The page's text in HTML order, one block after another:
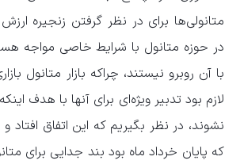
متانولی‌ها برای در نظر گرفتن زنجیره
در حوزه متانول با شرایط خاصی مواجه
با آن روبرو نیستند، چراکه بازار متانول
لازم بود تدبیر ویژه‌ای برای آنها با هدف
نشوند، در نظر بگیریم که این اتفاق
که پایان خرداد ماه بود بند جدایی برای